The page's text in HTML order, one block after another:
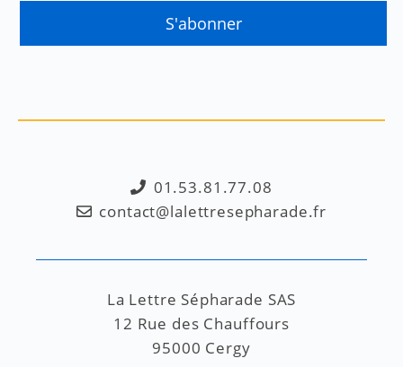
01.53.81.77.08
contact@lalettresepharade.fr
La Lettre Sépharade SAS
12 Rue des Chauffours
95000 Cergy